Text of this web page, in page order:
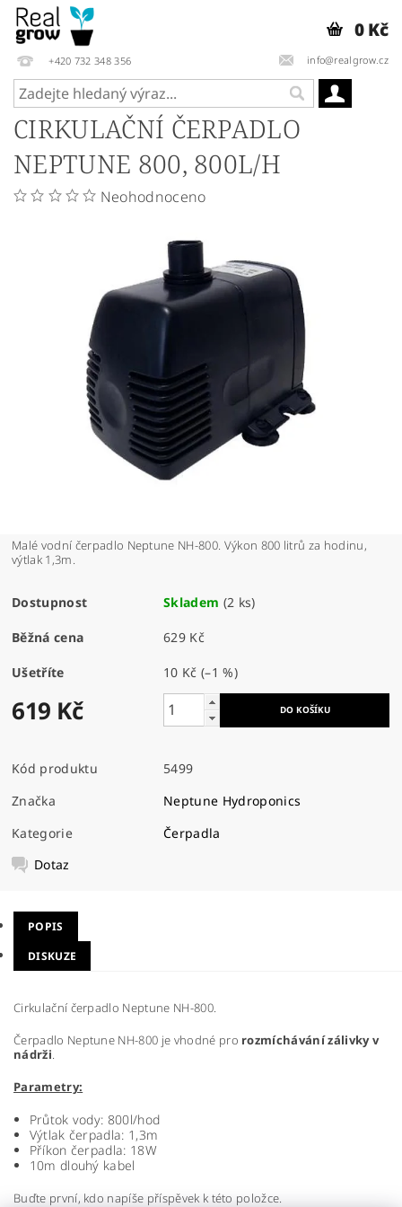
+420 732 348 356 info@realgrow.cz
0 Kč
CIRKULAČNÍ ČERPADLO
NEPTUNE 800, 800L/H
Neohodnoceno
Malé vodní čerpadlo Neptune NH-800. Výkon 800 litrů za hodinu,
výtlak 1,3m.
Dostupnost Skladem (2 ks)
Běžná cena 629 Kč
Ušetříte 10 Kč(–1 %)
619 Kč
Kód produktu
5499
Značka
Neptune Hydroponics
Kategorie
Čerpadla
Dotaz
POPIS
DISKUZE
Cirkulační čerpadlo Neptune NH-800.
Čerpadlo Neptune NH-800 je vhodné pro rozmíchávání zálivky v
nádrži.
Parametry:
Průtok vody: 800l/hod
Výtlak čerpadla: 1,3m
Příkon čerpadla: 18W
10m dlouhý kabel
Buďte první, kdo napíše příspěvek k této položce.